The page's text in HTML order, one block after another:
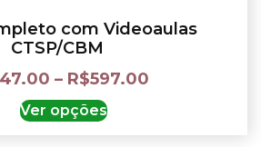
com Videoaulas
CTSP/CBM
– R$597.00
Ver opções